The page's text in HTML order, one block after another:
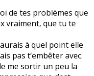
de tes problèmes que
vraiment, que tu te
à quel point elle
pas t’embêter avec.
me sortir un peu la